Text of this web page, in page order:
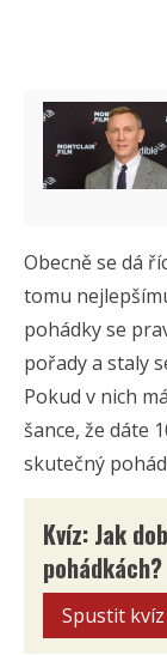
Obecně se dá
tomu
pohádky se
pořady a staly
Pokud v nich
šance, že dáte
skutečný
Kvíz: Jak
pohádkách?
Spustit kvíz